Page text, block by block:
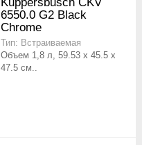
6550.0 G2 Black
Chrome
Тип: Встраиваемая
Объем 1,8 л, 59.53 x 45.5 x
47.5 см..